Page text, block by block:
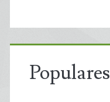
Populares